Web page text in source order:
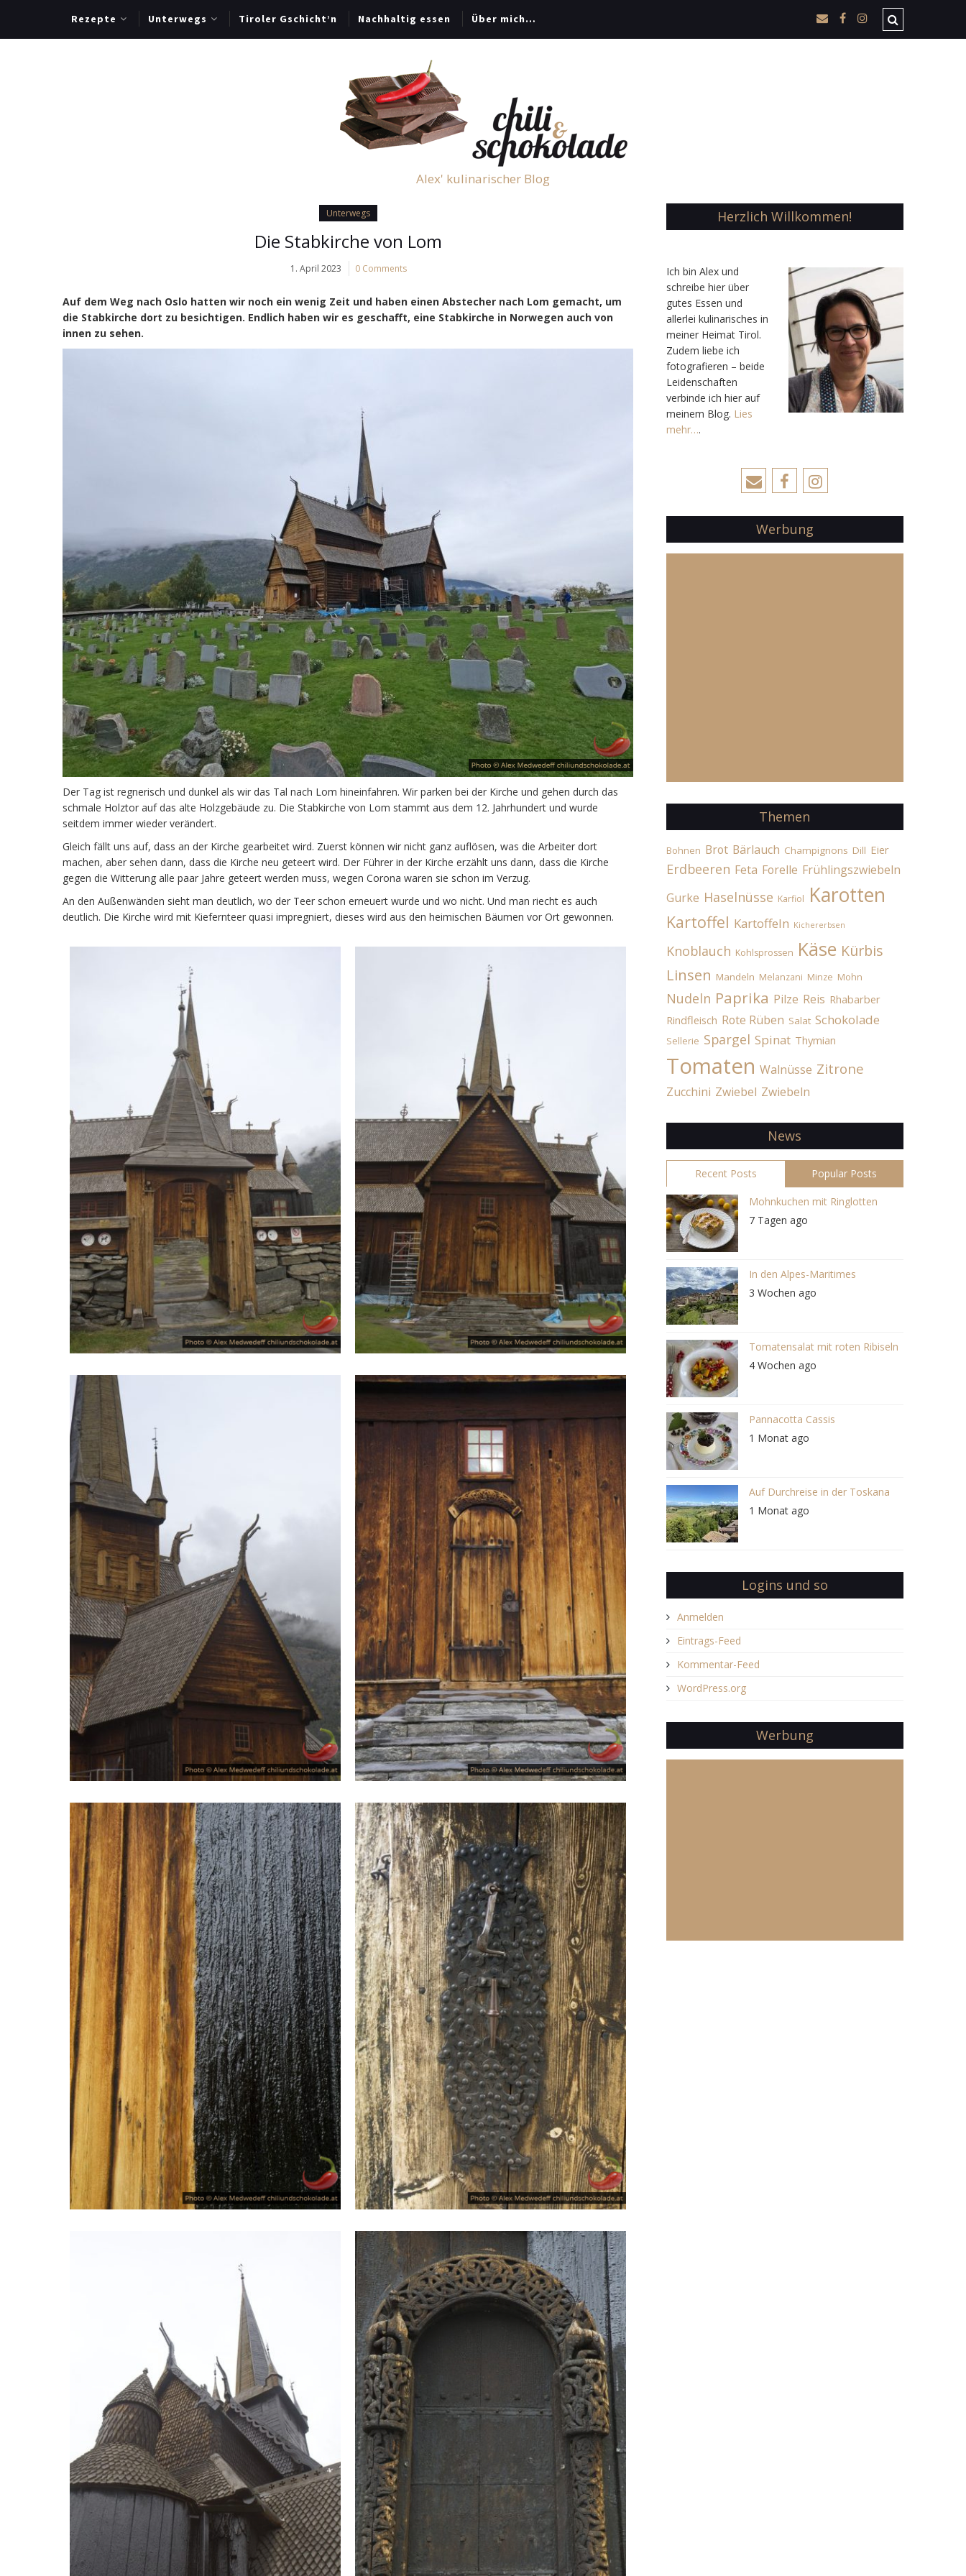
Rezepte Unterwegs Tiroler Gschicht’n Nachhaltig essen Über mich…
Alex' kulinarischer Blog
Unterwegs
Die Stabkirche von Lom
1. April 2023 0 Comments
Auf dem Weg nach Oslo hatten wir noch ein wenig Zeit und haben einen Abstecher nach Lom gemacht, um
die Stabkirche dort zu besichtigen. Endlich haben wir es geschafft, eine Stabkirche in Norwegen auch von
innen zu sehen.
Der Tag ist regnerisch und dunkel als wir das Tal nach Lom hineinfahren. Wir parken bei der Kirche und gehen durch das
schmale Holztor auf das alte Holzgebäude zu. Die Stabkirche von Lom stammt aus dem 12. Jahrhundert und wurde
seitdem immer wieder verändert.
Gleich fällt uns auf, dass an der Kirche gearbeitet wird. Zuerst können wir nicht ganz auflösen, was die Arbeiter dort
machen, aber sehen dann, dass die Kirche neu geteert wird. Der Führer in der Kirche erzählt uns dann, dass die Kirche
gegen die Witterung alle paar Jahre geteert werden muss, wegen Corona waren sie schon im Verzug.
An den Außenwänden sieht man deutlich, wo der Teer schon erneuert wurde und wo nicht. Und man riecht es auch
deutlich. Die Kirche wird mit Kiefernteer quasi impregniert, dieses wird aus den heimischen Bäumen vor Ort gewonnen.
Herzlich Willkommen!
Ich bin Alex und
schreibe hier über
gutes Essen und
allerlei kulinarisches in
meiner Heimat Tirol.
Zudem liebe ich
fotografieren – beide
Leidenschaften
verbinde ich hier auf
meinem Blog. Lies
mehr….
Werbung
Themen
Bohnen Brot Bärlauch Champignons Dill Eier
Erdbeeren Feta Forelle Frühlingszwiebeln
Gurke Haselnüsse Karfiol Karotten
Kartoffel Kartoffeln Kichererbsen
Knoblauch Kohlsprossen Käse Kürbis
Linsen Mandeln Melanzani Minze Mohn
Nudeln Paprika Pilze Reis Rhabarber
Rindfleisch Rote Rüben Salat Schokolade
Sellerie Spargel Spinat Thymian
Tomaten Walnüsse Zitrone
Zucchini Zwiebel Zwiebeln
News
Recent Posts Popular Posts
Mohnkuchen mit Ringlotten
7 Tagen ago
In den Alpes-Maritimes
3 Wochen ago
Tomatensalat mit roten Ribiseln
4 Wochen ago
Pannacotta Cassis
1 Monat ago
Auf Durchreise in der Toskana
1 Monat ago
Logins und so
Anmelden
Eintrags-Feed
Kommentar-Feed
WordPress.org
Werbung